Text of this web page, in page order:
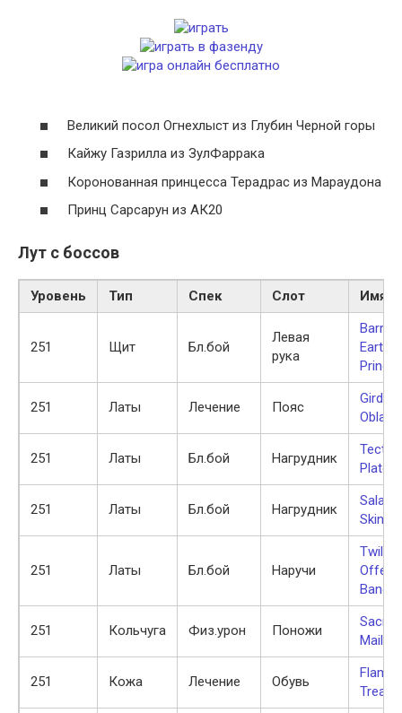
Великий посол Огнехлыст из Глубин Черной горы
Кайжу Газрилла из ЗулФаррака
Коронованная принцесса Терадрас из Мараудона
Принц Сарсарун из АК20
Лут с боссов
Уровень Тип Спек Слот Имя
251 Щит Бл.бой
Левая
рука
Earth
251 Латы Лечение Пояс
Girdle
251 Латы Бл.бой Нагрудник
Plate
251 Латы Бл.бой Нагрудник
Skin
251 Латы Бл.бой Наручи
Bands
251 Кольчуга Физ.урон Поножи
Mail
251 Кожа Лечение Обувь
Treads